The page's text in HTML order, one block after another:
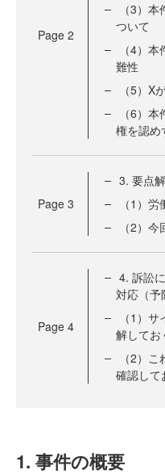
Page 2
（3）
ついて
（4）
難性
（5）X
（6）
権を認め
Page 3
3. 要点
（1）
（2）
Page 4
4. 訴訟
対応（予
（1）
解してお
（2）
確認して
1. 事件の概要